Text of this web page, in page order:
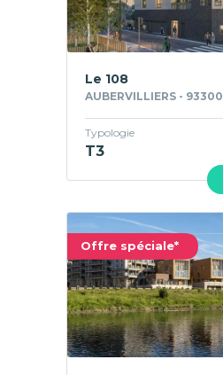
Le 108
AUBERVILLIERS - 93300
Typologie
T3
Offre spéciale*